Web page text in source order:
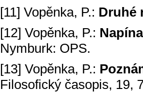
[11] Vopěnka, P.: Druhé
[12] Vopěnka, P.:
Nymburk: OPS.
[13] Vopěnka, P.:
Filosofický časopis, 19,